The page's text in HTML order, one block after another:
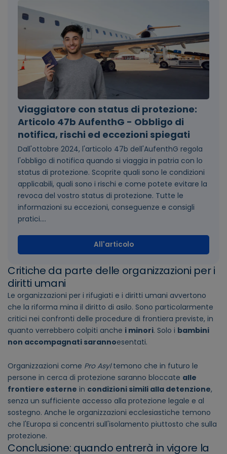
Viaggiatore con status di protezione:
Articolo 47b AufenthG - Obbligo di
notifica, rischi ed eccezioni spiegati
Dall'ottobre 2024, l'articolo 47b dell'AufenthG regola
l'obbligo di notifica quando si viaggia in patria con lo
status di protezione. Scoprite quali sono le condizioni
applicabili, quali sono i rischi e come potete evitare la
revoca del vostro status di protezione. Tutte le
informazioni su eccezioni, conseguenze e consigli
pratici....
All'articolo
Critiche da parte delle organizzazioni per i
diritti umani
Le organizzazioni per i rifugiati e i diritti umani avvertono
che la riforma mina il diritto di asilo. Sono particolarmente
critici nei confronti delle procedure di frontiera previste, in
quanto verrebbero colpiti anche i minori. Solo i bambini
non accompagnati sarannoesentati.
Organizzazioni come Pro Asyltemono che in futuro le
persone in cerca di protezione saranno bloccate alle
frontiere esterne in condizioni simili alla detenzione,
senza un sufficiente accesso alla protezione legale e al
sostegno. Anche le organizzazioni ecclesiastiche temono
che l'Europa si concentri sull'isolamento piuttosto che sulla
protezione.
Conclusione: quando entrerà in vigore la